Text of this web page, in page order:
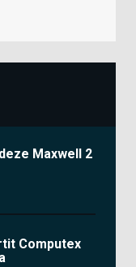
Maxwell 2
Computex